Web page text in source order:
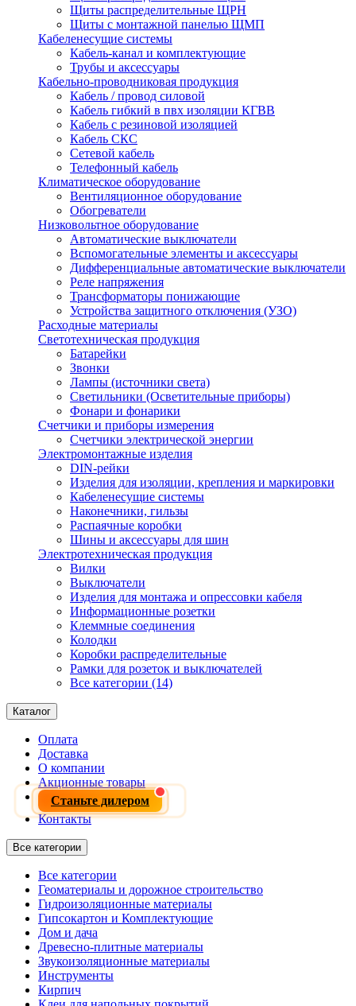
Щиты распределительные ЩРН
Щиты с монтажной панелью ЩМП
Кабеленесущие системы
Кабель-канал и комплектующие
Трубы и аксессуары
Кабельно-проводниковая продукция
Кабель / провод силовой
Кабель гибкий в пвх изоляции КГВВ
Кабель с резиновой изоляцией
Кабель СКС
Сетевой кабель
Телефонный кабель
Климатическое оборудование
Вентиляционное оборудование
Обогреватели
Низковольтное оборудование
Автоматические выключатели
Вспомогательные элементы и аксессуары
Дифференциальные автоматические выключатели
Реле напряжения
Трансформаторы понижающие
Устройства защитного отключения (УЗО)
Расходные материалы
Светотехническая продукция
Батарейки
Звонки
Лампы (источники света)
Светильники (Осветительные приборы)
Фонари и фонарики
Счетчики и приборы измерения
Счетчики электрической энергии
Электромонтажные изделия
DIN-рейки
Изделия для изоляции, крепления и маркировки
Кабеленесущие системы
Наконечники, гильзы
Распаячные коробки
Шины и аксессуары для шин
Электротехническая продукция
Вилки
Выключатели
Изделия для монтажа и опрессовки кабеля
Информационные розетки
Клеммные соединения
Колодки
Коробки распределительные
Рамки для розеток и выключателей
Все категории (14)
Каталог
Оплата
Доставка
О компании
Акционные товары
Станьте дилером
Контакты
Все категории
Все категории
Геоматериалы и дорожное строительство
Гидроизоляционные материалы
Гипсокартон и Комплектующие
Дом и дача
Древесно-плитные материалы
Звукоизоляционные материалы
Инструменты
Кирпич